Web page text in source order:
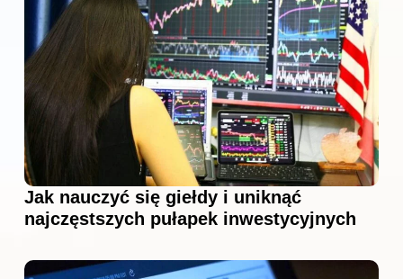
Jak nauczyć się giełdy i uniknąć
najczęstszych pułapek inwestycyjnych